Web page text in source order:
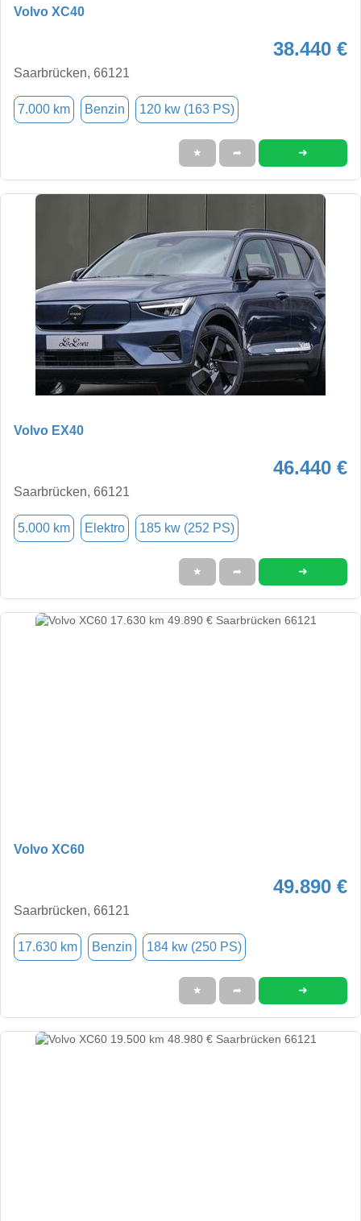
Volvo XC40
38.440 €
Saarbrücken, 66121
7.000 km Benzin 120 kw (163 PS)
★ ➦ ➜
Volvo EX40
46.440 €
Saarbrücken, 66121
5.000 km Elektro 185 kw (252 PS)
★ ➦ ➜
Volvo XC60
49.890 €
Saarbrücken, 66121
17.630 km Benzin 184 kw (250 PS)
★ ➦ ➜